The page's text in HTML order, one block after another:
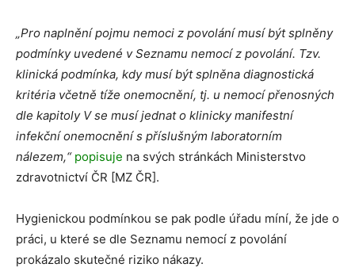
„Pro naplnění pojmu nemoci z povolání musí být splněny
podmínky uvedené v Seznamu nemocí z povolání. Tzv.
klinická podmínka, kdy musí být splněna diagnostická
kritéria včetně tíže onemocnění, tj. u nemocí přenosných
dle kapitoly V se musí jednat o klinicky manifestní
infekční onemocnění s příslušným laboratorním
nálezem,“ popisuje na svých stránkách Ministerstvo
zdravotnictví ČR [MZ ČR].
Hygienickou podmínkou se pak podle úřadu míní, že jde o
práci, u které se dle Seznamu nemocí z povolání
prokázalo skutečné riziko nákazy.